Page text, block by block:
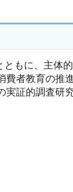
もに、主体
者教育の推
証的調査研